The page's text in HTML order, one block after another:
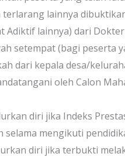
lainnya
Adiktif lainnya) dari
setempat (bagi peserta
dari kepala desa/
oleh Calon
diri jika Indeks
selama mengikuti
diri jika terbukti